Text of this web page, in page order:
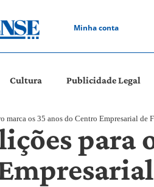
Minha conta
Cultura Publicidade Legal
os 35 anos do Centro Empresarial de